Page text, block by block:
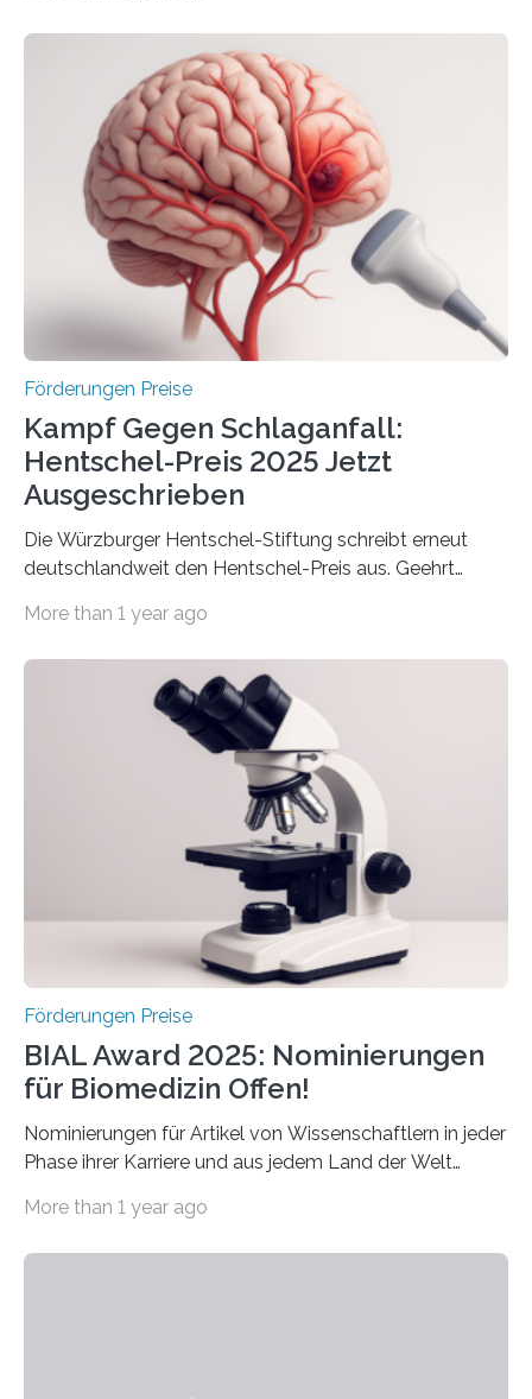
Woche vom Haushaltsausschuss freigegeben – unter
anderem zur Unterstützung der
Industrieforschungsprogramme Industrielle
Gemeinschaftsforschung (IGF), Zentrales
Innovationsprogramm Mittelstand (ZIM) und
Innovationskompetenz INNO-KOM. Auf dem
Innovationstag Mittelstand 2025 am 5. Juni 2025 in
Berlin überbrachte das Bundesministerium für
Wirtschaft und Energie eine gute Nachricht:
Überplanmäßige Verpflichtungsermächtigungen in
Förderungen Preise
Kampf Gegen Schlaganfall:
Hentschel-Preis 2025 Jetzt
Ausgeschrieben
Die Würzburger Hentschel-Stiftung schreibt erneut
deutschlandweit den Hentschel-Preis aus. Geehrt
hochrangige wissenschaftliche Publikation zum Thema
Schlaganfall“ mit Sitz in Würzburg fördert die
Schlaganfallforschung, um die Behandlung der
Betroffenen zu verbessern. Dazu schreibt sie auch in
diesem Jahr wieder deutschlandweit den Hentschel-
Preis aus. Er richtet sich gezielt an jüngere
Forscherinnen und Forscher unter 40 Jahren. Geehrt
werden soll eine herausragende Doktorarbeit oder eine
hochrangige wissenschaftliche Publikation zum Thema
More than 1 year ago
Förderungen Preise
BIAL Award 2025: Nominierungen
für Biomedizin Offen!
Nominierungen für Artikel von Wissenschaftlern in jeder
Phase ihrer Karriere und aus jedem Land der Welt
Leben gerufen, um die bemerkenswertesten
More than 1 year ago